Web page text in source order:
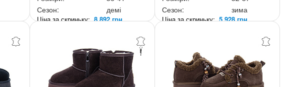
Сезон:
демі
Ціна за скриньку:8 892 грн.
Сезон:
зима
Ціна за скриньку:5 928 грн.